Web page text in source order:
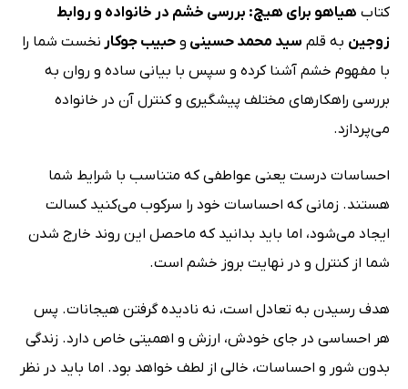
کتاب هیاهو برای هیچ: بررسی خشم در خانواده و روابط
زوجین به قلم سید محمد حسینی و حبیب جوکار نخست شما را
با مفهوم خشم آشنا کرده و سپس با بیانی ساده و روان به
بررسی راهکار‌های مختلف پیشگیری و کنترل آن در خانواده
می‌پردازد.
احساسات درست یعنی عواطفی که متناسب با شرایط شما
هستند. زمانی که احساسات خود را سرکوب می‌کنید کسالت
ایجاد می‌شود، اما باید بدانید که ماحصل این روند خارج شدن
شما از کنترل و در نهایت بروز خشم است.
هدف رسیدن به تعادل است، نه نادیده گرفتن هیجانات. پس
هر احساسی در جای خودش، ارزش و اهمیتی خاص دارد. زندگی
بدون شور و احساسات، خالی از لطف خواهد بود. اما باید در نظر